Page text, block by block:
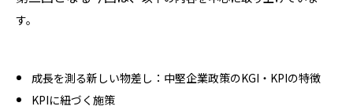
す。
成長を測る新しい物差し：中堅企業政策のKGI・KPIの特徴
KPIに紐づく施策